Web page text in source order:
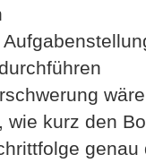
wie kurz den